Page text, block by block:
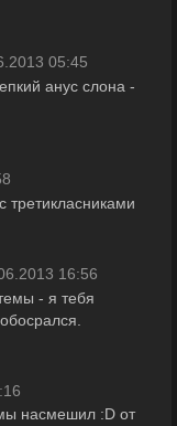
05:45
анус слона -
третикласниками
16:56
- я тебя
насмешил :D от